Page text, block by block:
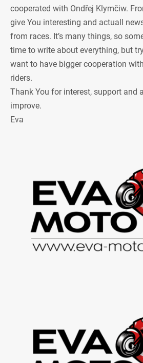
cooperated with Ondřej Klymčiw.
give You interesting and actuall
from races. It’s many things, so
time to write about everything, but
want to have bigger cooperation
riders.
Thank You for interest, support and
improve.
Eva